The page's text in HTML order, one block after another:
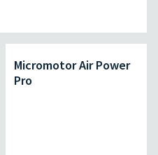
Micromotor Air Power
Pro